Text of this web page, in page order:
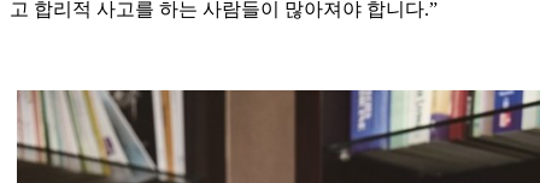
고 합리적 사고를 하는 사람들이 많아져야 합니다.”